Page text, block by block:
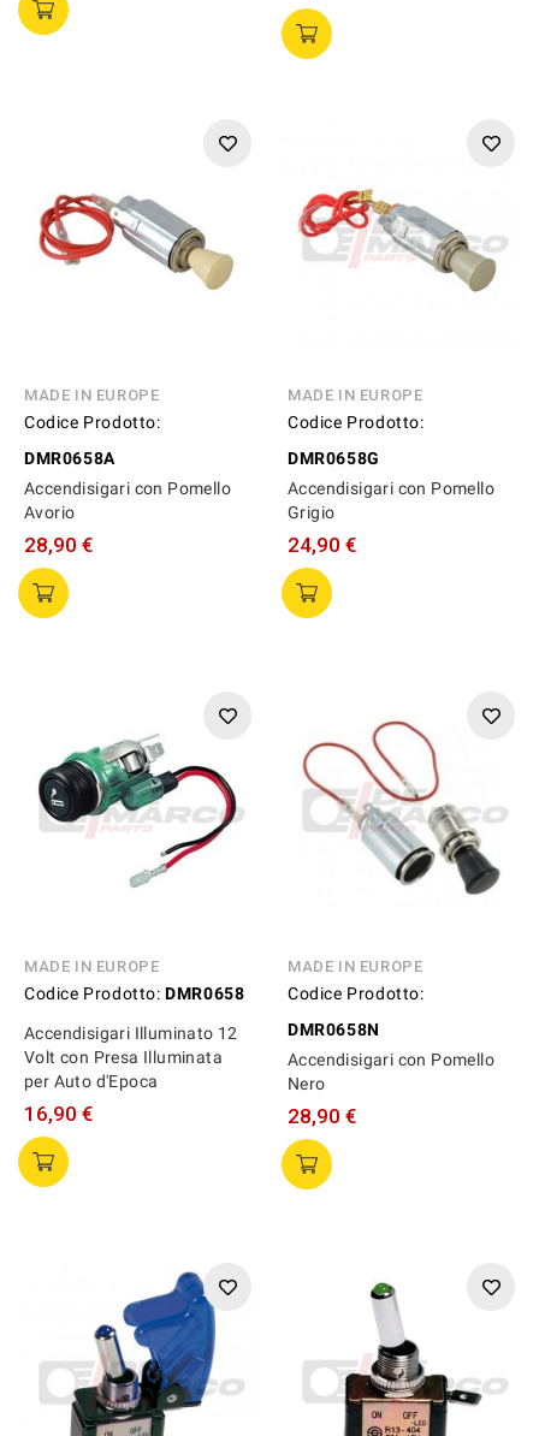
MADE IN EUROPE
Codice Prodotto:
DMR0658A
Accendisigari con Pomello
Avorio
28,90 €
MADE IN EUROPE
Codice Prodotto:
DMR0658G
Accendisigari con Pomello
Grigio
24,90 €
MADE IN EUROPE
Codice Prodotto: DMR0658
Accendisigari Illuminato 12
Volt con Presa Illuminata
per Auto d'Epoca
16,90 €
MADE IN EUROPE
Codice Prodotto:
DMR0658N
Accendisigari con Pomello
Nero
28,90 €